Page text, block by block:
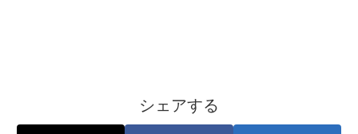
シェアする